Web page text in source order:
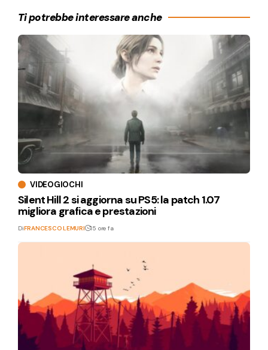
Ti potrebbe interessare anche
VIDEOGIOCHI
Silent Hill 2 si aggiorna su PS5: la patch 1.07
migliora grafica e prestazioni
DiFRANCESCO LEMURI 15 ore fa